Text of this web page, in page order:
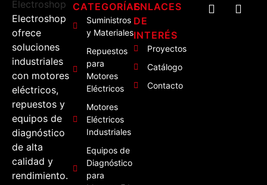
Electroshop
ofrece
soluciones
industriales
con motores
eléctricos,
repuestos y
equipos de
diagnóstico
de alta
calidad y
rendimiento.
CATEGORÍAS
Suministros
y Materiales
Repuestos
para
Motores
Eléctricos
Motores
Eléctricos
Industriales
Equipos de
Diagnóstico
para
ENLACES
DE
INTERÉS
Proyectos
Catálogo
Contacto